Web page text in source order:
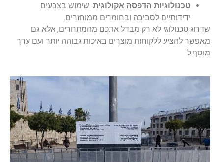
טכנולוגיות הדפסה אקולוגית: שימוש בצבעים
ידידותיים לסביבה ובחומרים ממוחזרים.
שדרוג טכנולוגי לא רק מבדל אתכם מהמתחרים, אלא גם
מאפשר להציע ללקוחות מוצרים באיכות גבוהה יותר ועם ערך
מוסף.ל